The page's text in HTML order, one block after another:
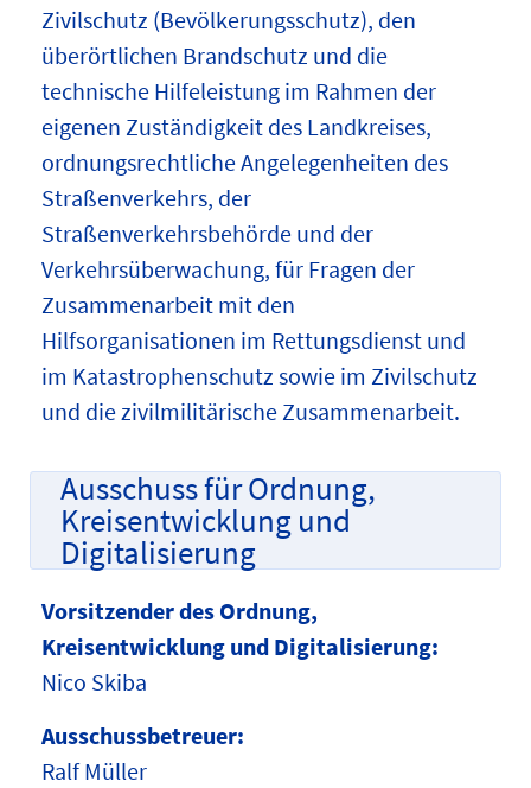
Zivilschutz (Bevölkerungsschutz), den
überörtlichen Brandschutz und die
technische Hilfeleistung im Rahmen der
eigenen Zuständigkeit des Landkreises,
ordnungsrechtliche Angelegenheiten des
Straßenverkehrs, der
Straßenverkehrsbehörde und der
Verkehrsüberwachung, für Fragen der
Zusammenarbeit mit den
Hilfsorganisationen im Rettungsdienst und
im Katastrophenschutz sowie im Zivilschutz
und die zivilmilitärische Zusammenarbeit.
Ausschuss für Ordnung,
Kreisentwicklung und
Digitalisierung
Vorsitzender des Ordnung,
Kreisentwicklung und Digitalisierung:
Nico Skiba
Ausschussbetreuer:
Ralf Müller